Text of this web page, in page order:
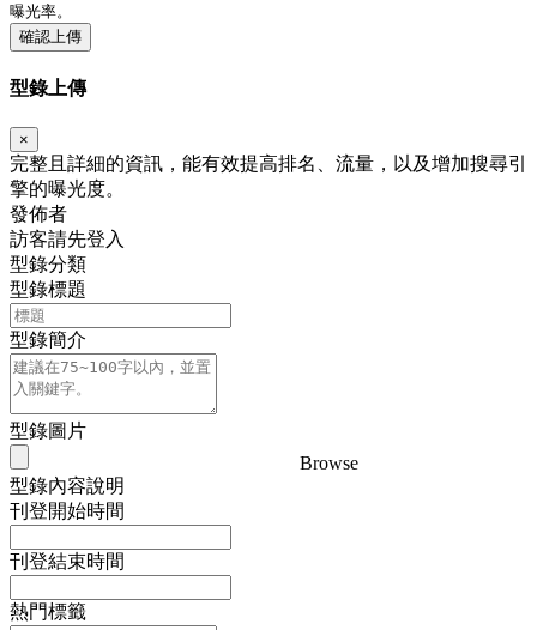
曝光率。
確認上傳
型錄上傳
×
完整且詳細的資訊，能有效提高排名、流量，以及增加搜尋引
擎的曝光度。
發佈者
訪客請先登入
型錄分類
型錄標題
型錄簡介
型錄圖片
Browse
型錄內容說明
刊登開始時間
刊登結束時間
熱門標籤